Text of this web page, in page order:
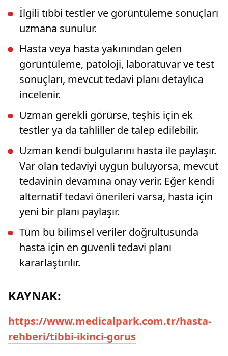
İlgili tıbbi testler ve görüntüleme sonuçları
uzmana sunulur.
Hasta veya hasta yakınından gelen
görüntüleme, patoloji, laboratuvar ve test
sonuçları, mevcut tedavi planı detaylıca
incelenir.
Uzman gerekli görürse, teşhis için ek
testler ya da tahliller de talep edilebilir.
Uzman kendi bulgularını hasta ile paylaşır.
Var olan tedaviyi uygun buluyorsa, mevcut
tedavinin devamına onay verir. Eğer kendi
alternatif tedavi önerileri varsa, hasta için
yeni bir planı paylaşır.
Tüm bu bilimsel veriler doğrultusunda
hasta için en güvenli tedavi planı
kararlaştırılır.
KAYNAK:
https://www.medicalpark.com.tr/hasta-
rehberi/tibbi-ikinci-gorus